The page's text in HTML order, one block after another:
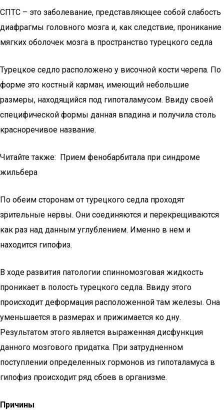
СПТС – это заболевание, представляющее собой слабость
диафрагмы головного мозга и, как следствие, проникание
мягких оболочек мозга в пространство турецкого седла
Турецкое седло расположено у височной кости черепа. По
форме это костный карман, имеющий небольшие
размеры, находящийся под гипоталамусом. Ввиду своей
специфической формы данная впадина и получила столь
красноречивое название.
Читайте также: Прием фенобарбитала при синдроме
жильбера
По обеим сторонам от турецкого седла проходят
зрительные нервы. Они соединяются и перекрещиваются
как раз над данным углублением. Именно в нем и
находится гипофиз.
В ходе развития патологии спинномозговая жидкость
проникает в полость турецкого седла. Ввиду этого
происходит деформация расположенной там железы. Она
уменьшается в размерах и прижимается ко дну.
Результатом этого является выраженная дисфункция
данного мозгового придатка. При затрудненном
поступлении определенных гормонов из гипоталамуса в
гипофиз происходит ряд сбоев в организме.
Причины